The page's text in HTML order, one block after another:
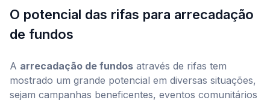
O potencial das rifas para arrecadação
de fundos
A arrecadação de fundos através de rifas tem
mostrado um grande potencial em diversas situações,
sejam campanhas beneficentes, eventos comunitários